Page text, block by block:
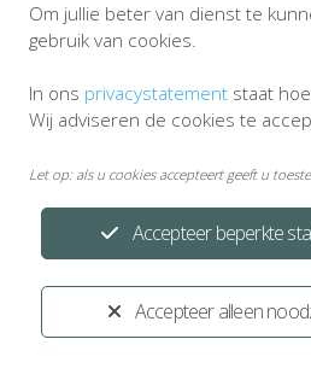
Accepteer alleen
Accepteer beperkte
Om jullie beter van dienst te
gebruik van cookies.
In ons privacystatement staat
Wij adviseren de cookies te
Let op: als u cookies accepteert geeft u